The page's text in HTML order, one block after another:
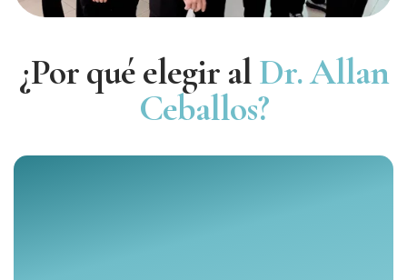
¿Por qué elegir alDr. Allan
Ceballos?